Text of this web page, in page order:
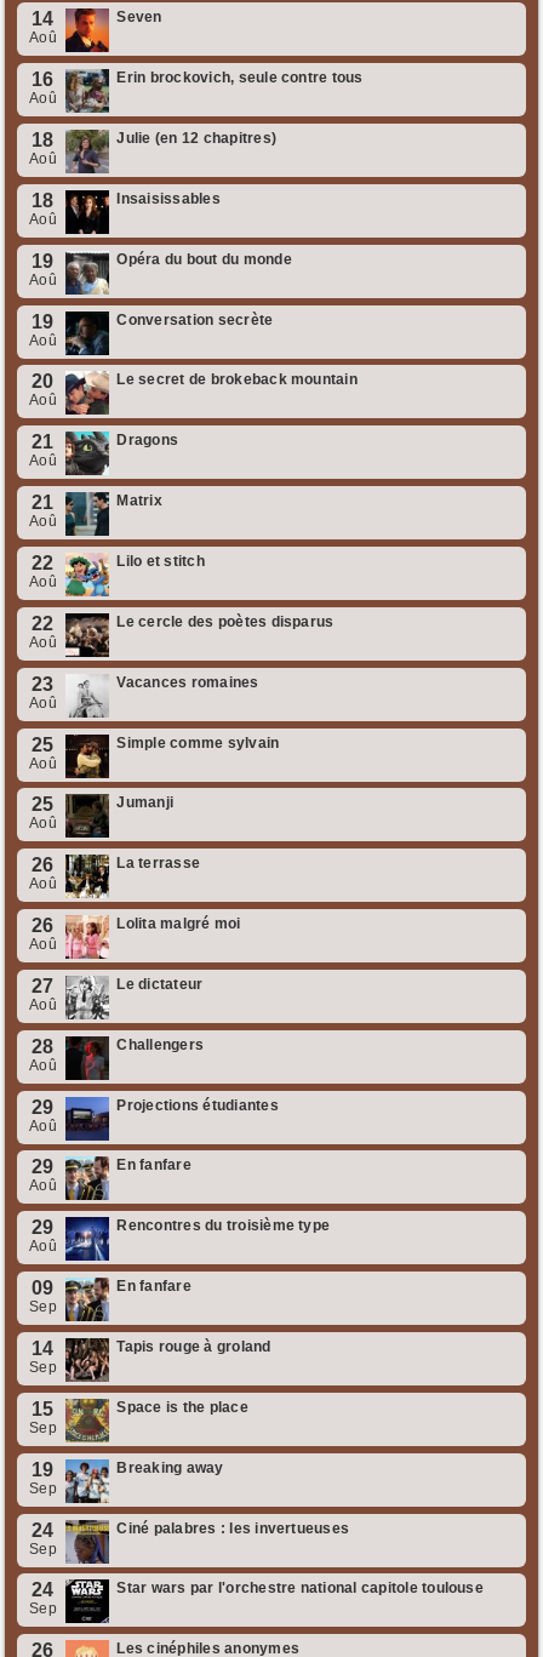
14
Aoû
Seven
16
Aoû
Erin brockovich, seule contre tous
18
Aoû
Julie (en 12 chapitres)
18
Aoû
Insaisissables
19
Aoû
Opéra du bout du monde
19
Aoû
Conversation secrète
20
Aoû
Le secret de brokeback mountain
21
Aoû
Dragons
21
Aoû
Matrix
22
Aoû
Lilo et stitch
22
Aoû
Le cercle des poètes disparus
23
Aoû
Vacances romaines
25
Aoû
Simple comme sylvain
25
Aoû
Jumanji
26
Aoû
La terrasse
26
Aoû
Lolita malgré moi
27
Aoû
Le dictateur
28
Aoû
Challengers
29
Aoû
Projections étudiantes
29
Aoû
En fanfare
29
Aoû
Rencontres du troisième type
09
Sep
En fanfare
14
Sep
Tapis rouge à groland
15
Sep
Space is the place
19
Sep
Breaking away
24
Sep
Ciné palabres : les invertueuses
24
Sep
Star wars par l'orchestre national capitole toulouse
26 Les cinéphiles anonymes